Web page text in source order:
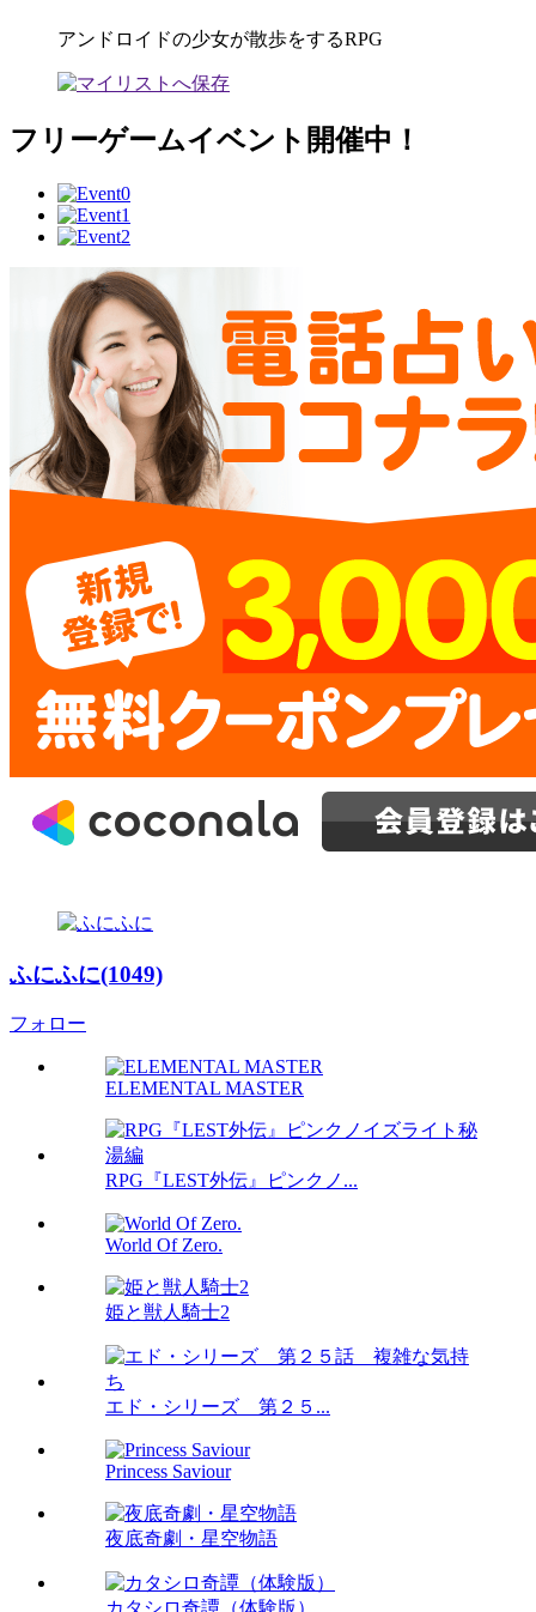
アンドロイドの少女が散歩をするRPG
フリーゲームイベント開催中！
ふにふに(1049)
フォロー
ELEMENTAL MASTER
RPG『LEST外伝』ピンクノ...
World Of Zero.
姫と獣人騎士2
エド・シリーズ 第２５...
Princess Saviour
夜底奇劇・星空物語